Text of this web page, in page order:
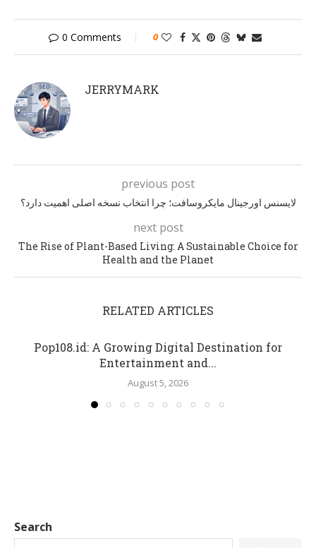
0 Comments 0
JERRYMARK
previous post
لایسنس اورجینال مایکروسافت؛ چرا انتخاب نسخه اصلی اهمیت دارد؟
next post
The Rise of Plant-Based Living: A Sustainable Choice for
Health and the Planet
RELATED ARTICLES
Pop108.id: A Growing Digital Destination for
Entertainment and...
August 5, 2026
Search